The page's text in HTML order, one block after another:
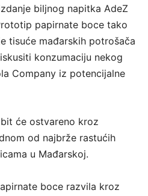
biljnog napitka AdeZ
papirnate boce tako
tisuće mađarskih potrošača
konzumaciju nekog
Company iz potencijalne
će ostvareno kroz
od najbrže rastućih
u Mađarskoj.
boce razvila kroz